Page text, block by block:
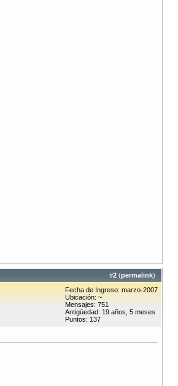
#2 (permalink)
Fecha de Ingreso: marzo-2007
Ubicación: ~
Mensajes: 751
Antigüedad: 19 años, 5 meses
Puntos: 137